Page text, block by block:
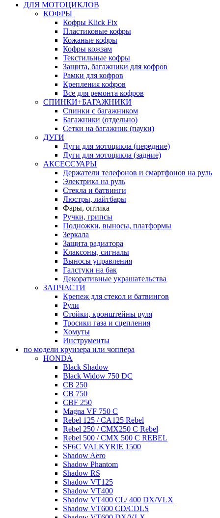
ДЛЯ МОТОЦИКЛОВ
КОФРЫ
Кофры Klick Fix
Пластиковые кофры
Кожаные кофры
Кофры кожзам
Текстильные кофры
Защита, багажники для кофров
Рамки для кофров
Крепления кофров
Все для ремонта кофров
СПИНКИ+БАГАЖНИКИ
Спинки с багажником
Багажники (отдельно)
Сетки на багажник (пауки)
ДУГИ
Дуги для мотоцикла (передние)
Дуги для мотоцикла (задние)
АКСЕССУАРЫ
Держатели телефонов и смартфонов на руль
Электрика на руль
Стекла и батвинги
Люстры, лайтбары
Фары, оптика
Ручки, грипсы
Подножки, выносы, платформы
Зеркала
Защита радиатора
Клаксоны, сигналы
Выносы управления
Галстуки на бак
Декоративные украшательства
ЗАПЧАСТИ
Крепеж для стекол и батвингов
Рули
Стойки, кронштейны руля
Тросики газа и сцепления
Хомуты
Инструменты
по модели круизера или чоппера
HONDA
Black Shadow
Black Widow 750 DC
CB 250
CB 750
CBF 250
Magna VF 750 C
Rebel 125 / CA125 Rebel
Rebel 250 / CMX250 C Rebel
Rebel 500 / CMX 500 C REBEL
SF6C VALKYRIE 1500
Shadow Aero
Shadow Phantom
Shadow RS
Shadow VT125
Shadow VT400
Shadow VT400 CL/ 400 DX/VLX
Shadow VT600 CD/CDLS